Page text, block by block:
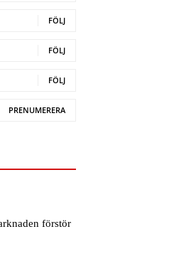
FÖLJ
FÖLJ
FÖLJ
PRENUMERERA
förstör